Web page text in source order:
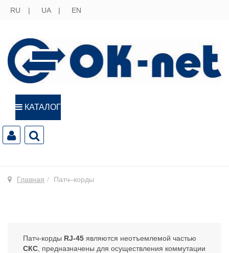
RU UA EN
КАТАЛОГ
Главная Патч–корды
Патч-корды RJ-45 являются неотъемлемой частью
СКС , предназначены для осуществления коммутации